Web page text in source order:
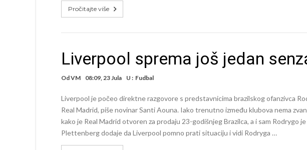
Pročitajte više
Liverpool sprema još jedan
OdVM 08:09, 23 Jula U : Fudbal
Liverpool je počeo direktne razgovore s predstavnicima brazilskog ofanzivca
Real Madrid, piše novinar Santi Aouna. Iako trenutno između klubova nema
kako je Real Madrid otvoren za prodaju 23-godišnjeg Brazilca, a i sam Rodrygo
Plettenberg dodaje da Liverpool pomno prati situaciju i vidi Rodryga …